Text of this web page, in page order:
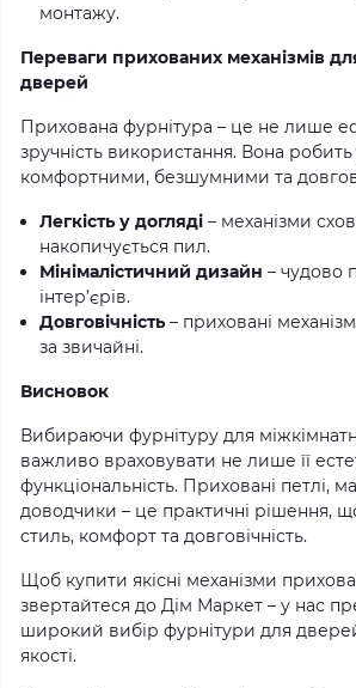
монтажу.
Переваги прихованих механізмів
дверей
Прихована фурнітура – це не лише
зручність використання. Вона робить
комфортними, безшумними та
Легкість у догляді – механізми
накопичується пил.
Мінімалістичний дизайн – чудово
інтер’єрів.
Довговічність – приховані
за звичайні.
Висновок
Вибираючи фурнітуру для
важливо враховувати не лише її
функціональність. Приховані петлі,
доводчики – це практичні рішення,
стиль, комфорт та довговічність.
Щоб купити якісні механізми
звертайтеся до Дім Маркет – у нас
широкий вибір фурнітури для
якості.